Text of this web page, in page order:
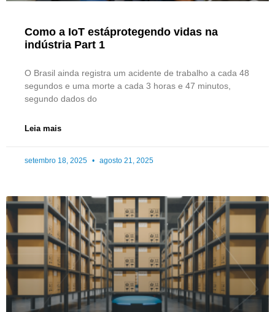
Como a IoT estáprotegendo vidas na
indústria Part 1
O Brasil ainda registra um acidente de trabalho a cada 48
segundos e uma morte a cada 3 horas e 47 minutos,
segundo dados do
Leia mais
setembro 18, 2025 agosto 21, 2025